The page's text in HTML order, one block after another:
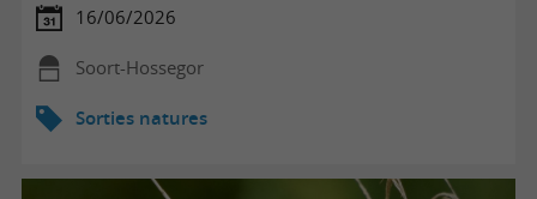
16/06/2026
Soort-Hossegor
Sorties natures